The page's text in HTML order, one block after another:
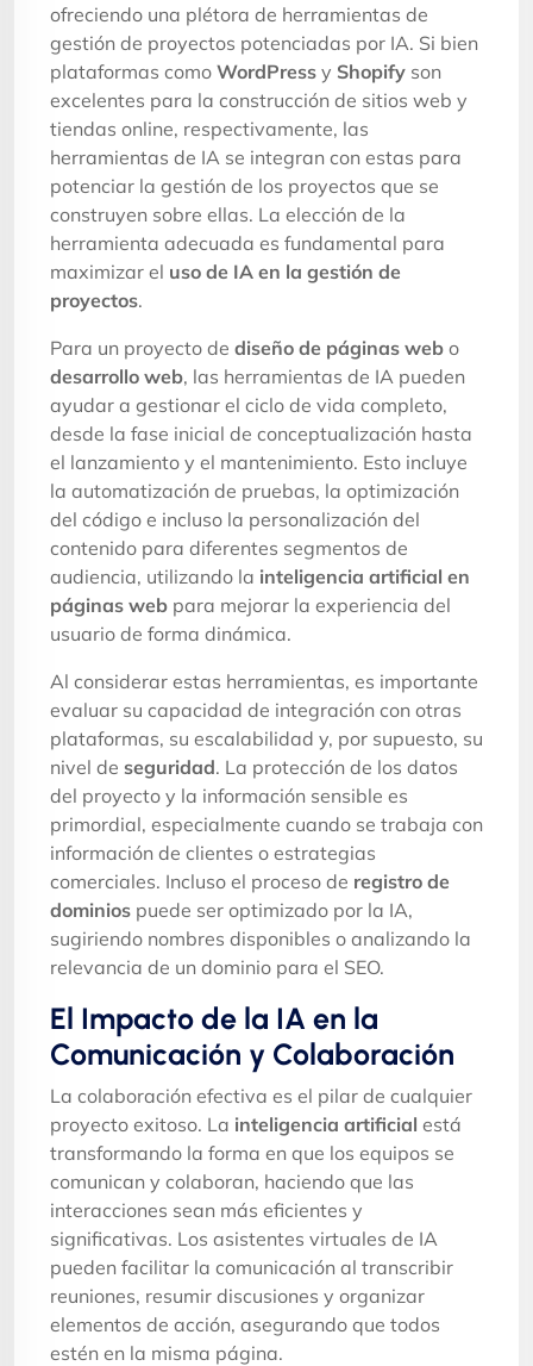
ofreciendo una plétora de herramientas de
gestión de proyectos potenciadas por IA. Si bien
plataformas como WordPress y Shopify son
excelentes para la construcción de sitios web y
tiendas online, respectivamente, las
herramientas de IA se integran con estas para
potenciar la gestión de los proyectos que se
construyen sobre ellas. La elección de la
herramienta adecuada es fundamental para
maximizar el uso de IA en la gestión de
proyectos.
Para un proyecto de diseño de páginas web o
desarrollo web, las herramientas de IA pueden
ayudar a gestionar el ciclo de vida completo,
desde la fase inicial de conceptualización hasta
el lanzamiento y el mantenimiento. Esto incluye
la automatización de pruebas, la optimización
del código e incluso la personalización del
contenido para diferentes segmentos de
audiencia, utilizando la inteligencia artificial en
páginas web para mejorar la experiencia del
usuario de forma dinámica.
Al considerar estas herramientas, es importante
evaluar su capacidad de integración con otras
plataformas, su escalabilidad y, por supuesto, su
nivel de seguridad. La protección de los datos
del proyecto y la información sensible es
primordial, especialmente cuando se trabaja con
información de clientes o estrategias
comerciales. Incluso el proceso de registro de
dominios puede ser optimizado por la IA,
sugiriendo nombres disponibles o analizando la
relevancia de un dominio para el SEO.
El Impacto de la IA en la
Comunicación y Colaboración
La colaboración efectiva es el pilar de cualquier
proyecto exitoso. La inteligencia artificial está
transformando la forma en que los equipos se
comunican y colaboran, haciendo que las
interacciones sean más eficientes y
significativas. Los asistentes virtuales de IA
pueden facilitar la comunicación al transcribir
reuniones, resumir discusiones y organizar
elementos de acción, asegurando que todos
estén en la misma página.